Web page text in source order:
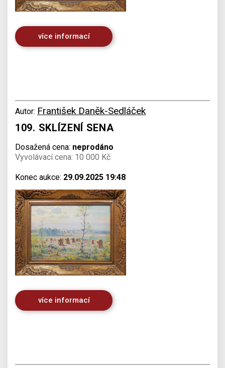
více informací
Autor: František Daněk-Sedláček
109. SKLÍZENÍ SENA
Dosažená cena: neprodáno
Vyvolávací cena: 10 000 Kč
Konec aukce: 29.09.2025 19:48
více informací